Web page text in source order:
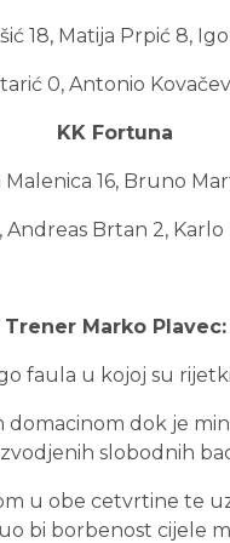
18, Matija Prpić 8,
0, Antonio
KK Fortuna
16, Bruno
Brtan 2,
Trener Marko Plavec:
faula u kojoj su
dok je
slobodnih
u obe cetvrtine te
bi borbenost cijele